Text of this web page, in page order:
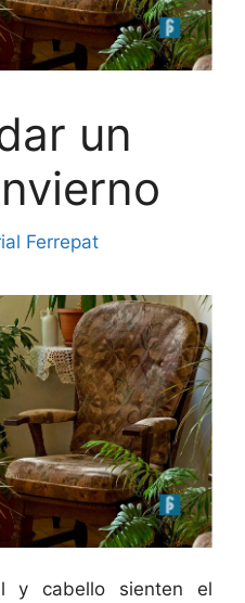
un
Ferrepat
y cabello sienten el